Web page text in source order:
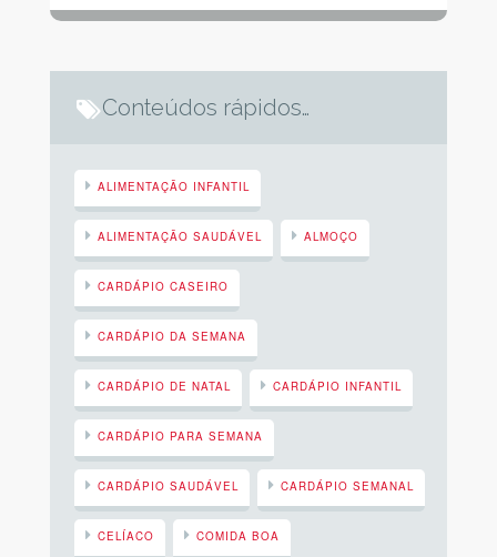
Conteúdos rápidos…
ALIMENTAÇÃO INFANTIL
ALIMENTAÇÃO SAUDÁVEL ALMOÇO
CARDÁPIO CASEIRO
CARDÁPIO DA SEMANA
CARDÁPIO DE NATAL CARDÁPIO INFANTIL
CARDÁPIO PARA SEMANA
CARDÁPIO SAUDÁVEL CARDÁPIO SEMANAL
CELÍACO COMIDA BOA